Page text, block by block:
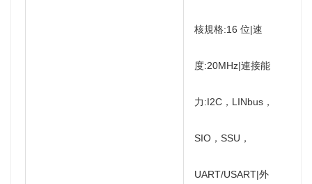
核規格:16 位|速
度:20MHz|連接能
力:I2C，LINbus，
SIO，SSU，
UART/USART|外